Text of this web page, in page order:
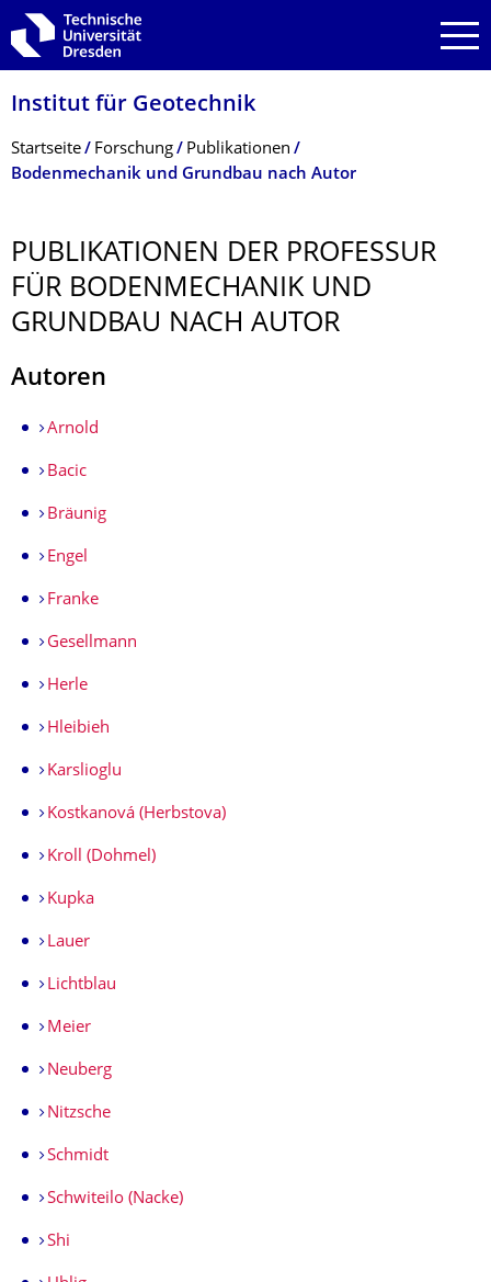
Zur Hauptnavigation springen
Zur Suche springen
Zum Inhalt springen
Institut für Geotechnik
Breadcrumb-Menü
Startseite Forschung
Publikationen
Bodenmechanik und Grundbau nach Autor
PUBLIKATIONEN DER PROFESSUR
FÜR BODENMECHANIK UND
GRUNDBAU NACH AUTOR
Autoren
Arnold
Bacic
Bräunig
Engel
Franke
Gesellmann
Herle
Hleibieh
Karslioglu
Kostkanová (Herbstova)
Kroll (Dohmel)
Kupka
Lauer
Lichtblau
Meier
Neuberg
Nitzsche
Schmidt
Schwiteilo (Nacke)
Shi